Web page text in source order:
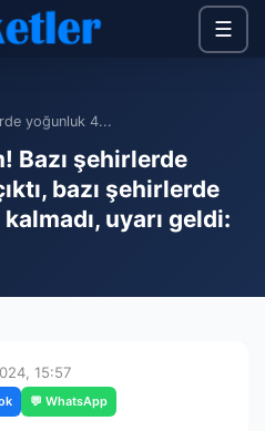
☰
yoğunluk 4...
Bazı şehirlerde
bazı şehirlerde
uyarı geldi:
15:57
💬 WhatsApp